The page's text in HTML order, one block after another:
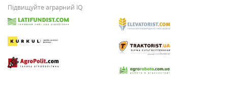
Підвищуйте аграрний IQ